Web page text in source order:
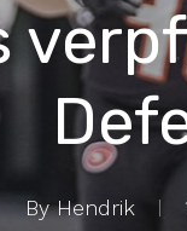
By Hendrik